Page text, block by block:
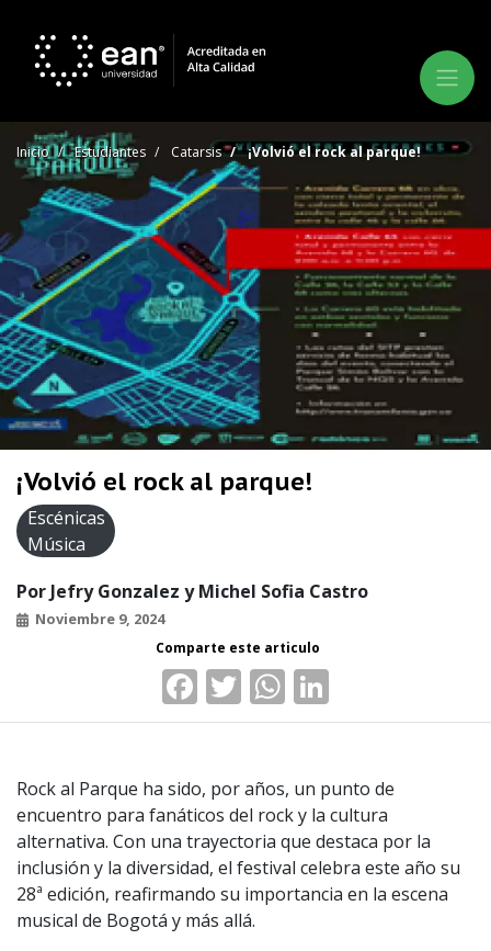
Inicio Estudiantes Catarsis ¡Volvió el rock al parque!
¡Volvió el rock al parque!
Escénicas
Música
Por Jefry Gonzalez y Michel Sofia Castro
Noviembre 9, 2024
Facebook
TwitterWhatsApp
Rock al Parque ha sido, por años, un punto de
encuentro para fanáticos del rock y la cultura
alternativa. Con una trayectoria que destaca por la
inclusión y la diversidad, el festival celebra este año su
28ª edición, reafirmando su importancia en la escena
musical de Bogotá y más allá.